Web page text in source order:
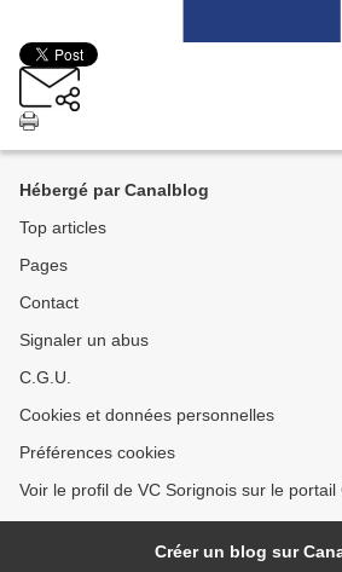
Hébergé par Canalblog
Top articles
Pages
Contact
Signaler un abus
C.G.U.
Cookies et données personnelles
Préférences cookies
Voir le profil de VC Sorignois sur le portail
Créer un blog sur